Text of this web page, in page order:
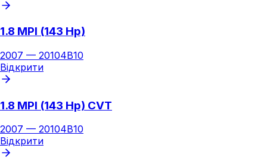
1.8 MPI (143 Hp)
2007 — 20104B10
Відкрити
1.8 MPI (143 Hp) CVT
2007 — 20104B10
Відкрити